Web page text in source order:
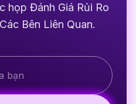
họp Đánh Giá Rủi Ro
Bên Liên Quan.